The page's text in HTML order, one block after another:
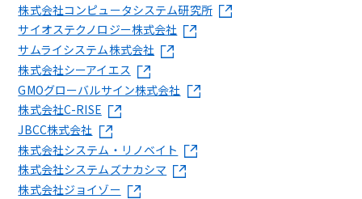
株式会社コンピュータシステム研究所
サイオステクノロジー株式会社
サムライシステム株式会社
株式会社シーアイエス
GMOグローバルサイン株式会社
株式会社C-RISE
JBCC株式会社
株式会社システム・リノベイト
株式会社システムズナカシマ
株式会社ジョイゾー